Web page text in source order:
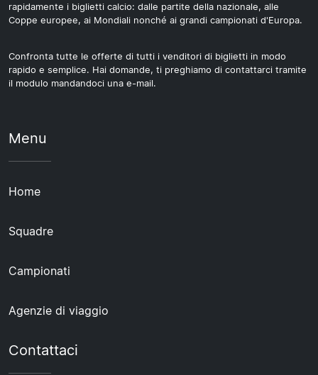
rapidamente i biglietti calcio: dalle partite della nazionale, alle
Coppe europee, ai Mondiali nonché ai grandi campionati d'Europa.
Confronta tutte le offerte di tutti i venditori di biglietti in modo
rapido e semplice. Hai domande, ti preghiamo di contattarci tramite
il modulo mandandoci una e-mail.
Menu
Home
Squadre
Campionati
Agenzie di viaggio
Contattaci